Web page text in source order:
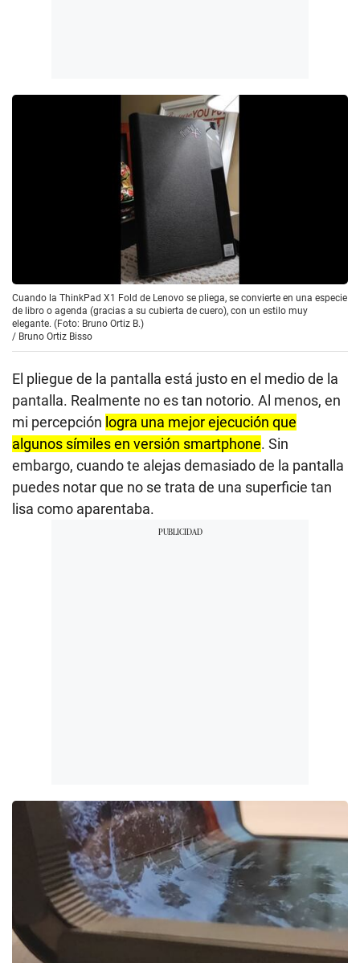
Cuando la ThinkPad X1 Fold de Lenovo se pliega, se convierte en una especie
de libro o agenda (gracias a su cubierta de cuero), con un estilo muy
elegante. (Foto: Bruno Ortiz B.)
/ Bruno Ortiz Bisso
El pliegue de la pantalla está justo en el medio de la
pantalla. Realmente no es tan notorio. Al menos, en
mi percepción logra una mejor ejecución que
algunos símiles en versión smartphone. Sin
embargo, cuando te alejas demasiado de la pantalla
puedes notar que no se trata de una superficie tan
lisa como aparentaba.